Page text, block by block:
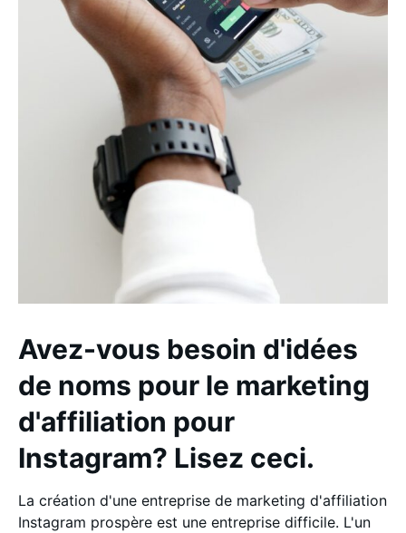
Avez-vous besoin d'idées
de noms pour le marketing
d'affiliation pour
Instagram? Lisez ceci.
La création d'une entreprise de marketing d'affiliation
Instagram prospère est une entreprise difficile. L'un